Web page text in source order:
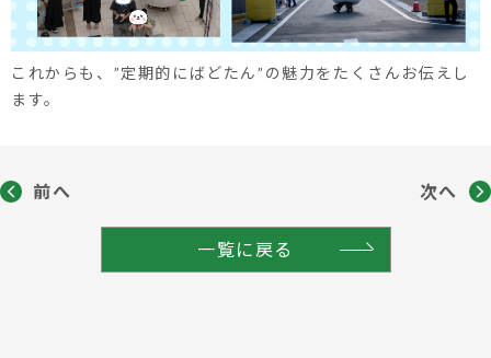
これからも、”定期的にばどたん”の魅力をたくさんお伝えし
ます。
前へ 次へ
一覧に戻る